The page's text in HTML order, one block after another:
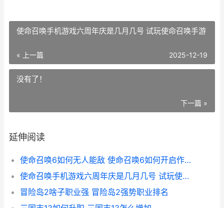
使命召唤手机游戏六周年庆是几月几号 试玩使命召唤手游
« 上一篇 2025-12-19
没有了！
下一篇 »
延伸阅读
使命召唤6如何无人能敌 使命召唤6如何开启作弊模式
使命召唤手机游戏六周年庆是几月几号 试玩使命召唤手游
冒险岛2啥子职业强 冒险岛2强势职业排名